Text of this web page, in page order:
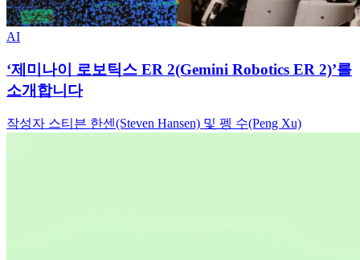
AI
‘제미나이 로보틱스 ER 2(Gemini Robotics ER 2)’를
소개합니다
작성자 스티븐 한센(Steven Hansen) 및 펭 수(Peng Xu)